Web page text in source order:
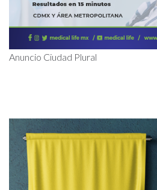
Anuncio Ciudad Plural